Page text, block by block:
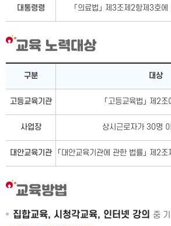
대통령령 「의료법」 제3조제2항제3호
교육 노력대상
구분 대상
고등교육기관 「고등교육법」 제2
사업장 상시근로자가 30명
대안교육기관 「대안교육기관에 관한 법률」 제2
교육방법
집합교육, 시청각교육, 인터넷 강의 중